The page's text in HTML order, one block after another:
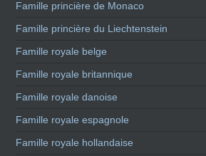
Famille princière de Monaco
Famille princière du Liechtenstein
Famille royale belge
Famille royale britannique
Famille royale danoise
Famille royale espagnole
Famille royale hollandaise